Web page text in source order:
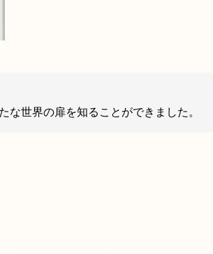
世界の扉を知ることができました。